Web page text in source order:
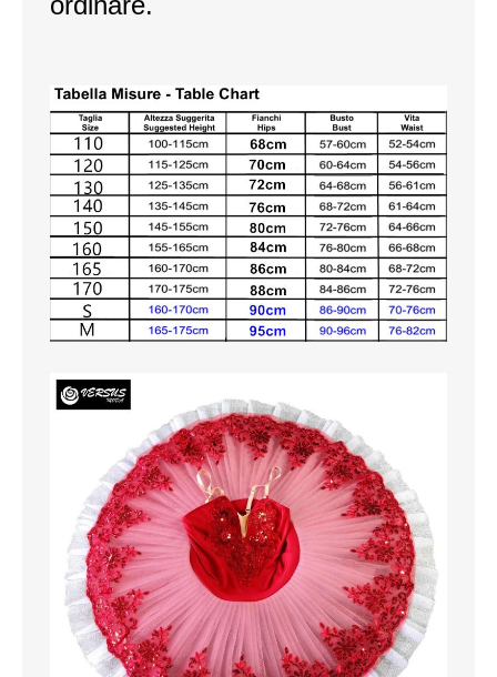
CARNEVALE
GONNE
PANTALONI
SCARPE
TAGLIE FORTI
TOP
BAMBINO
CARNEVALE
CERIMONIA
COMPLETI
GIACCHE E CAPPOTTI